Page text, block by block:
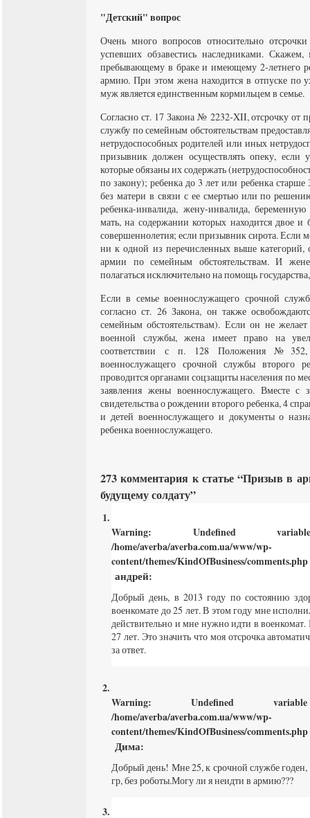
"Детский" вопрос
Очень много вопросов относительно
успевших обзавестись наследниками.
пребывающему в браке и имеющему 2-летнего
армию. При этом жена находится в отпуске по
муж является единственным кормильцем в семье.
Согласно ст. 17 Закона № 2232-XII, отсрочку от
службу по семейным обстоятельствам
нетрудоспособных родителей или иных
призывник должен осуществлять опеку,
которые обязаны их содержать
по закону); ребенка до 3 лет или ребенка старше
без матери в связи с ее смертью или по
ребенка-инвалида, жену-инвалида,
мать, на содержании которых находится двое
совершеннолетия; если призывник сирота. Если
ни к одной из перечисленных выше категорий,
армии по семейным обстоятельствам. И
полагаться исключительно на помощь
Если в семье военнослужащего срочной
согласно ст. 26 Закона, он также
семейным обстоятельствам). Если он не
военной службы, жена имеет право на
соответствии с п. 128 Положения
военнослужащего срочной службы второго
проводится органами соцзащиты населения по
заявления жены военнослужащего. Вместе с
свидетельства о рождении второго ребенка, 4
и детей военнослужащего и документы о
ребенка военнослужащего.
273 комментария к статье “Призыв в
будущему солдату”
Warning: Undefined
/home/averba/averba.com.ua/www/wp-
content/themes/KindOfBusiness/comments.php
андрей:
Добрый день, в 2013 году по состоянию
военкомате до 25 лет. В этом году мне
действительно и мне нужно идти в
27 лет. Это значить что моя отсрочка
за ответ.
Warning: Undefined
/home/averba/averba.com.ua/www/wp-
content/themes/KindOfBusiness/comments.php
Дима:
Добрый день! Мне 25, к срочной службе годен,
гр, без роботы.Могу ли я неидти в армию???